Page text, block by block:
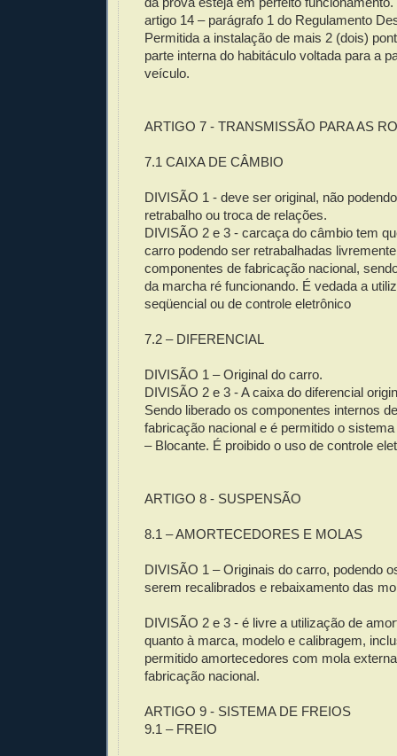
artigo 14 – parágrafo 1 do Regulamento
Permitida a instalação de mais 2 (dois)
parte interna do habitáculo voltada para a
veículo.
ARTIGO 7 - TRANSMISSÃO PARA AS
7.1 CAIXA DE CÂMBIO
DIVISÃO 1 - deve ser original, não
retrabalho ou troca de relações.
DIVISÃO 2 e 3 - carcaça do câmbio tem
carro podendo ser retrabalhadas
componentes de fabricação nacional,
da marcha ré funcionando. É vedada a
seqüencial ou de controle eletrônico
7.2 – DIFERENCIAL
DIVISÃO 1 – Original do carro.
DIVISÃO 2 e 3 - A caixa do diferencial
Sendo liberado os componentes internos
fabricação nacional e é permitido o
– Blocante. É proibido o uso de controle
ARTIGO 8 - SUSPENSÃO
8.1 – AMORTECEDORES E MOLAS
DIVISÃO 1 – Originais do carro, podendo
serem recalibrados e rebaixamento das
DIVISÃO 2 e 3 - é livre a utilização de
quanto à marca, modelo e calibragem,
permitido amortecedores com mola
fabricação nacional.
ARTIGO 9 - SISTEMA DE FREIOS
9.1 – FREIO